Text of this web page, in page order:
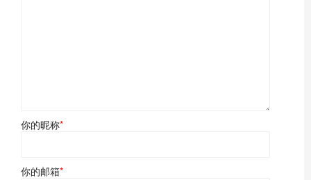
你的昵称*
你的邮箱*